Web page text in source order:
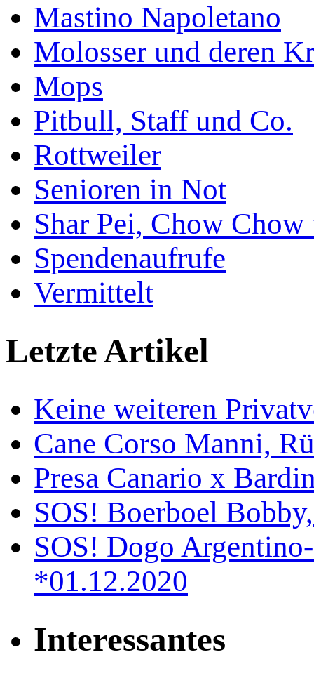
Mastino Napoletano
Molosser und deren
Mops
Pitbull, Staff und Co.
Rottweiler
Senioren in Not
Shar Pei, Chow
Spendenaufrufe
Vermittelt
Letzte Artikel
Keine weiteren
Cane Corso Manni,
Presa Canario x
SOS! Boerboel
SOS! Dogo
*01.12.2020
Interessantes